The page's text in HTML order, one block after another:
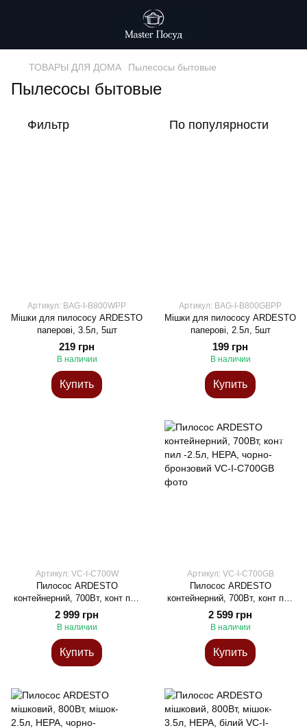
ТОВАРЫ ДЛЯ ДОМА Пылесосы бытовые
Пылесосы бытовые
Фильтр По популярности
Артикул: BAG-I-B800WPP
Мішки для пилососу ARDESTO
паперові, 3.5л, 5шт
219 грн
В наличии
Купить
Артикул: BAG-I-B800GBPP
Мішки для пилососу ARDESTO
паперові, 2.5л, 5шт
199 грн
В наличии
Купить
Артикул: VC-I-C700W
Пилосос ARDESTO
контейнерний, 700Вт, конт пил
-2.5л, НЕРА, біло-сріблястий
2 999 грн
В наличии
Купить
Артикул: VC-I-C700GB
Пилосос ARDESTO
контейнерний, 700Вт, конт пил
-2.5л, НЕРА, чорно-бронзовий
2 599 грн
В наличии
Купить